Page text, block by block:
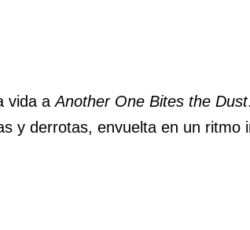
vida aAnother One Bites the Dust
y derrotas, envuelta en un ritmo